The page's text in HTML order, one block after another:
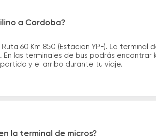
a Cordoba?
60 Km 850 (Estacion YPF). La
En las terminales de bus podrás
y el arribo durante tu viaje.
la terminal de micros?